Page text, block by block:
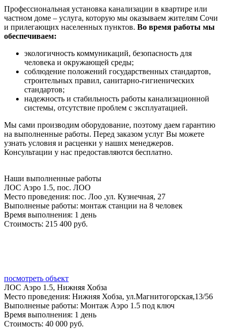
Профессиональная установка канализации в квартире или
частном доме – услуга, которую мы оказываем жителям Сочи
и прилегающих населенных пунктов. Во время работы мы
обеспечиваем:
экологичность коммуникаций, безопасность для
человека и окружающей среды;
соблюдение положений государственных стандартов,
строительных правил, санитарно-гигиенических
стандартов;
надежность и стабильность работы канализационной
системы, отсутствие проблем с эксплуатацией.
Мы сами производим оборудование, поэтому даем гарантию
на выполненные работы. Перед заказом услуг Вы можете
узнать условия и расценки у наших менеджеров.
Консультации у нас предоставляются бесплатно.
Наши выполненные работы
ЛОС Аэро 1.5, пос. ЛОО
Место проведения: пос. Лоо ,ул. Кузнечная, 27
Выполненые работы: монтаж станции на 8 человек
Время выполнения: 1 день
Стоимость: 215 400 руб.
посмотреть объект
ЛОС Аэро 1.5, Нижняя Хобза
Место проведения: Нижняя Хобза, ул.Магнитогорская,13/56
Выполненые работы: Монтаж Аэро 1.5 под ключ
Время выполнения: 1 день
Стоимость: 40 000 руб.